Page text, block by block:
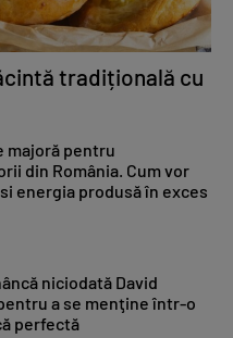
tradițională cu
majoră pentru
din România. Cum vor
energia produsă în exces
niciodată David
a se menţine într-o
perfectă